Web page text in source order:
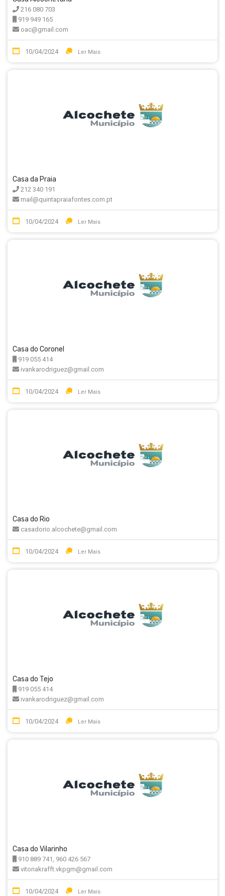
216 080 703
919 949 165
oac@gmail.com
10/04/2024 Ler Mais
Casa da Praia
212 340 191
mail@quintapraiafontes.com.pt
10/04/2024 Ler Mais
Casa do Coronel
919 055 414
ivankarodriguez@gmail.com
10/04/2024 Ler Mais
Casa do Rio
casadorio.alcochete@gmail.com
10/04/2024 Ler Mais
Casa do Tejo
919 055 414
ivankarodriguez@gmail.com
10/04/2024 Ler Mais
Casa do Vilarinho
910 889 741, 960 426 567
vitoriakrafft.vkpgm@gmail.com
10/04/2024 Ler Mais